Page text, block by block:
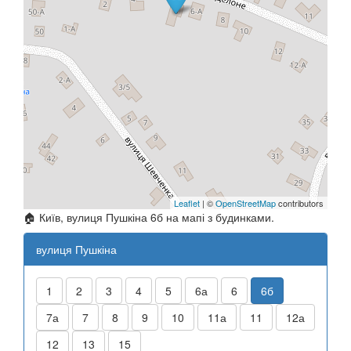
Leaflet | ©OpenStreetMapcontributors
🏠 Київ, вулиця Пушкіна 6б на мапі з будинками.
вулиця Пушкіна
1 2 3 4 5 6а 6
6б
7а
7 8 9 10 11а 11
12а
12
13 15